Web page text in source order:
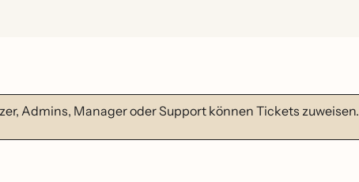
Admins, Manager oder Support können Tickets zuweisen.